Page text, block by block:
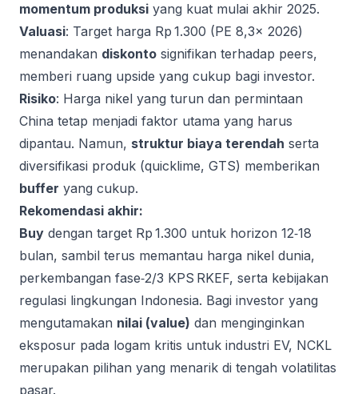
momentum produksi yang kuat mulai akhir 2025.
Valuasi: Target harga Rp 1.300 (PE 8,3× 2026)
menandakan diskonto signifikan terhadap peers,
memberi ruang upside yang cukup bagi investor.
Risiko: Harga nikel yang turun dan permintaan
China tetap menjadi faktor utama yang harus
dipantau. Namun, struktur biaya terendah serta
diversifikasi produk (quicklime, GTS) memberikan
buffer yang cukup.
Rekomendasi akhir:
Buy dengan target Rp 1.300 untuk horizon 12‑18
bulan, sambil terus memantau harga nikel dunia,
perkembangan fase‑2/3 KPS RKEF, serta kebijakan
regulasi lingkungan Indonesia. Bagi investor yang
mengutamakan nilai (value) dan menginginkan
eksposur pada logam kritis untuk industri EV, NCKL
merupakan pilihan yang menarik di tengah volatilitas
pasar.